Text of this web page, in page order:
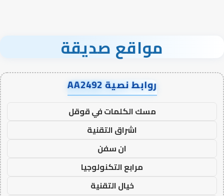
مواقع صديقة
روابط نصية AA2492
مسك الكلمات في قوقل
اشراق التقنية
ان سفن
مرابع التكنولوجيا
خيال التقنية